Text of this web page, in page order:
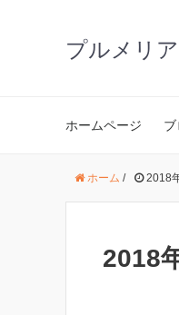
プルメリ
ホームページ
ホーム / 2018
2018